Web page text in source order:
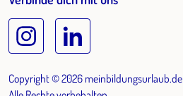
Copyright © 2026 meinbildungsurlaub.de